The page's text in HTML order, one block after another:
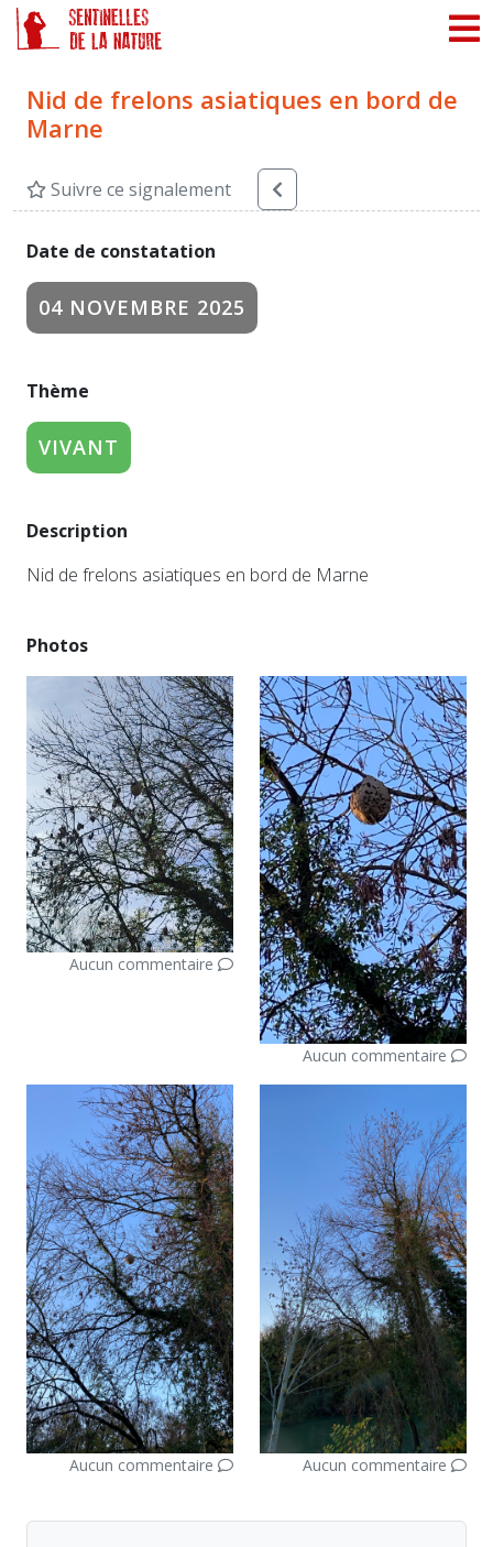
Nid de frelons asiatiques en bord de
Marne
Suivre ce signalement
Date de constatation
04 NOVEMBRE 2025
Thème
VIVANT
Description
Nid de frelons asiatiques en bord de Marne
Photos
Aucun commentaire
Aucun commentaire
Aucun commentaire Aucun commentaire
Panneau de gestion des cookies